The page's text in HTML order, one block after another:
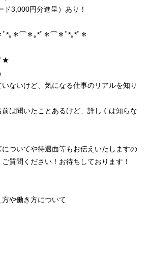
3,000円分進呈）あり！
*｡＊⌒＊｡*ﾟ＊⌒＊ﾟ*｡*ﾟ＊
★
いないけど、気になる仕事のリアルを知り
前は聞いたことあるけど、詳しくは知らな
ついてや待遇面等もお伝えいたしますの
質問ください！お待ちしております！
方や働き方について